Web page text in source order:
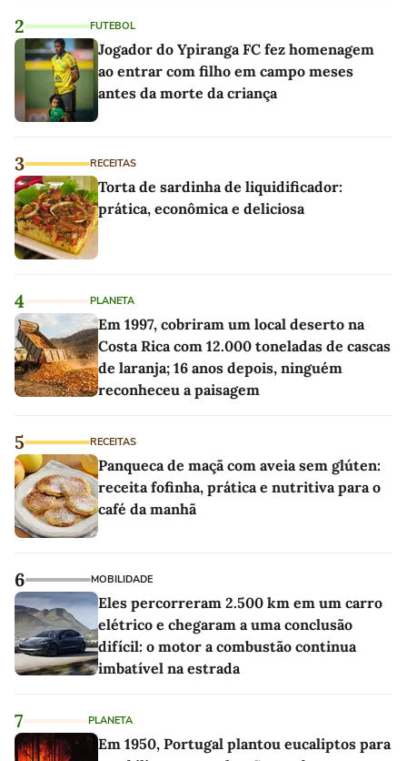
2 FUTEBOL
Jogador do Ypiranga FC fez homenagem
ao entrar com filho em campo meses
antes da morte da criança
3 RECEITAS
Torta de sardinha de liquidificador:
prática, econômica e deliciosa
4 PLANETA
Em 1997, cobriram um local deserto na
Costa Rica com 12.000 toneladas de cascas
de laranja; 16 anos depois, ninguém
reconheceu a paisagem
5 RECEITAS
Panqueca de maçã com aveia sem glúten:
receita fofinha, prática e nutritiva para o
café da manhã
6 MOBILIDADE
Eles percorreram 2.500 km em um carro
elétrico e chegaram a uma conclusão
difícil: o motor a combustão continua
imbatível na estrada
7 PLANETA
Em 1950, Portugal plantou eucaliptos para